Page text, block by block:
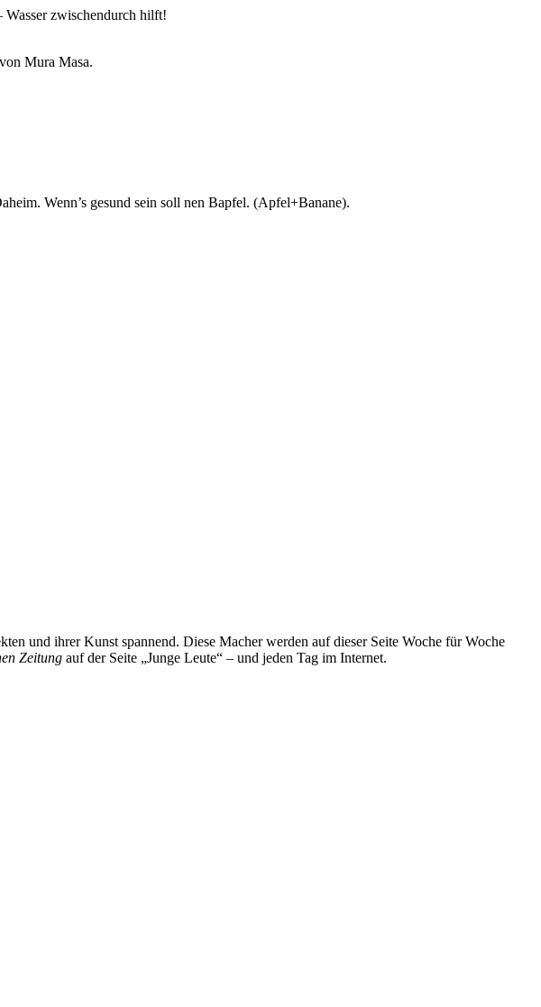
zwischendurch hilft!
Mura Masa.
Wenn’s gesund sein soll nen Bapfel. (Apfel+Banane).
und ihrer Kunst spannend. Diese Macher werden auf dieser Seite Woche für Woche
Zeitung auf der Seite „Junge Leute“ – und jeden Tag im Internet.